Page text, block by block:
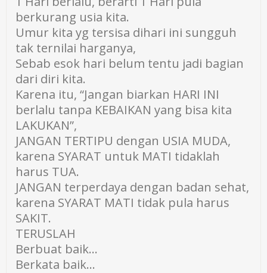
berkurang usia kita.
Umur kita yg tersisa dihari ini sungguh
tak ternilai harganya,
Sebab esok hari belum tentu jadi bagian
dari diri kita.
Karena itu, “Jangan biarkan HARI INI
berlalu tanpa KEBAIKAN yang bisa kita
LAKUKAN”,
JANGAN TERTIPU dengan USIA MUDA,
karena SYARAT untuk MATI tidaklah
harus TUA.
JANGAN terperdaya dengan badan sehat,
karena SYARAT MATI tidak pula harus
SAKIT.
TERUSLAH
Berbuat baik…
Berkata baik…